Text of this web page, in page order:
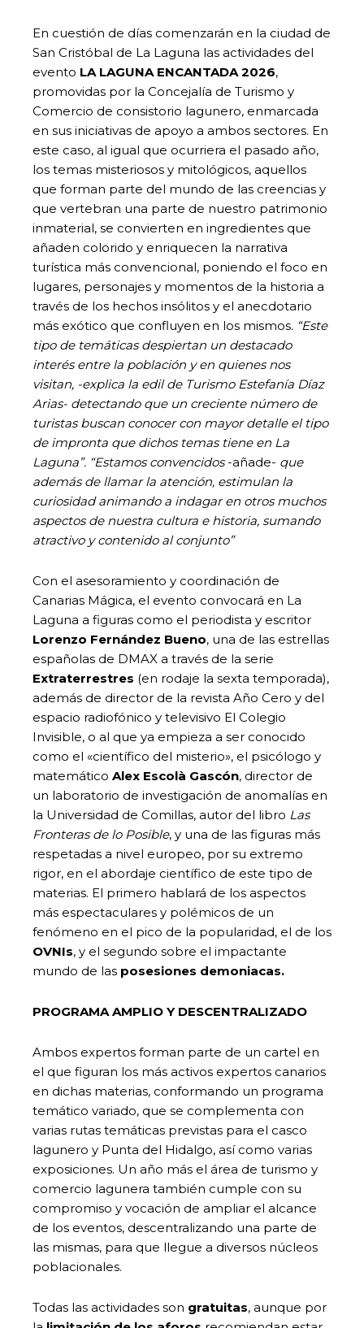
En cuestión de días comenzarán en la ciudad de
San Cristóbal de La Laguna las actividades del
evento LA LAGUNA ENCANTADA 2026,
promovidas por la Concejalía de Turismo y
Comercio de consistorio lagunero, enmarcada
en sus iniciativas de apoyo a ambos sectores. En
este caso, al igual que ocurriera el pasado año,
los temas misteriosos y mitológicos, aquellos
que forman parte del mundo de las creencias y
que vertebran una parte de nuestro patrimonio
inmaterial, se convierten en ingredientes que
añaden colorido y enriquecen la narrativa
turística más convencional, poniendo el foco en
lugares, personajes y momentos de la historia a
través de los hechos insólitos y el anecdotario
más exótico que confluyen en los mismos. “Este
tipo de temáticas despiertan un destacado
interés entre la población y en quienes nos
visitan, -explica la edil de Turismo Estefanía Díaz
Arias- detectando que un creciente número de
turistas buscan conocer con mayor detalle el tipo
de impronta que dichos temas tiene en La
Laguna”. “Estamos convencidos-añade- que
además de llamar la atención, estimulan la
curiosidad animando a indagar en otros muchos
aspectos de nuestra cultura e historia, sumando
atractivo y contenido al conjunto”
Con el asesoramiento y coordinación de
Canarias Mágica, el evento convocará en La
Laguna a figuras como el periodista y escritor
Lorenzo Fernández Bueno, una de las estrellas
españolas de DMAX a través de la serie
Extraterrestres (en rodaje la sexta temporada),
además de director de la revista Año Cero y del
espacio radiofónico y televisivo El Colegio
Invisible, o al que ya empieza a ser conocido
como el «científico del misterio», el psicólogo y
matemático Alex Escolà Gascón, director de
un laboratorio de investigación de anomalías en
la Universidad de Comillas, autor del libro Las
Fronteras de lo Posible, y una de las figuras más
respetadas a nivel europeo, por su extremo
rigor, en el abordaje científico de este tipo de
materias. El primero hablará de los aspectos
más espectaculares y polémicos de un
fenómeno en el pico de la popularidad, el de los
OVNIs, y el segundo sobre el impactante
mundo de las posesiones demoniacas.
PROGRAMA AMPLIO Y DESCENTRALIZADO
Ambos expertos forman parte de un cartel en
el que figuran los más activos expertos canarios
en dichas materias, conformando un programa
temático variado, que se complementa con
varias rutas temáticas previstas para el casco
lagunero y Punta del Hidalgo, así como varias
exposiciones. Un año más el área de turismo y
comercio lagunera también cumple con su
compromiso y vocación de ampliar el alcance
de los eventos, descentralizando una parte de
las mismas, para que llegue a diversos núcleos
poblacionales.
Todas las actividades son gratuitas, aunque por